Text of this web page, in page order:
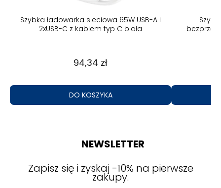
Szybka ładowarka sieciowa 65W USB-A i
2xUSB-C z kablem typ C biała
94,34 zł
DO KOSZYKA
NEWSLETTER
Zapisz się i zyskaj -10% na pierwsze
zakupy.